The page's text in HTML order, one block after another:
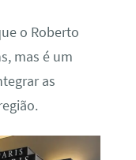
o Roberto
mas é um
as